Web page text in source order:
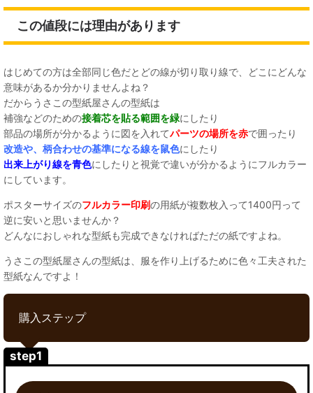
この値段には理由があります
はじめての方は全部同じ色だとどの線が切り取り線で、どこにどんな
意味があるか分かりませんよね？
だからうさこの型紙屋さんの型紙は
補強などのための接着芯を貼る範囲を緑にしたり
部品の場所が分かるように図を入れてパーツの場所を赤で囲ったり
改造や、柄合わせの基準になる線を鼠色にしたり
出来上がり線を青色にしたりと視覚で違いが分かるようにフルカラー
にしています。
ポスターサイズのフルカラー印刷の用紙が複数枚入って1400円って
逆に安いと思いませんか？
どんなにおしゃれな型紙も完成できなければただの紙ですよね。
うさこの型紙屋さんの型紙は、服を作り上げるために色々工夫された
型紙なんですよ！
購入ステップ
step1